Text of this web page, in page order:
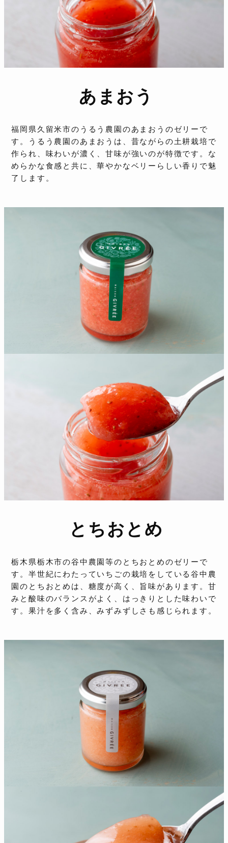
あまおう
福岡県久留米市のうるう農園のあまおうのゼリーで
す。うるう農園のあまおうは、昔ながらの土耕栽培で
作られ、味わいが濃く、甘味が強いのが特徴です。な
めらかな食感と共に、華やかなベリーらしい香りで魅
了します。
とちおとめ
栃木県栃木市の谷中農園等のとちおとめのゼリーで
す。半世紀にわたっていちごの栽培をしている谷中農
園のとちおとめは、糖度が高く、旨味があります。甘
みと酸味のバランスがよく、はっきりとした味わいで
す。果汁を多く含み、みずみずしさも感じられます。